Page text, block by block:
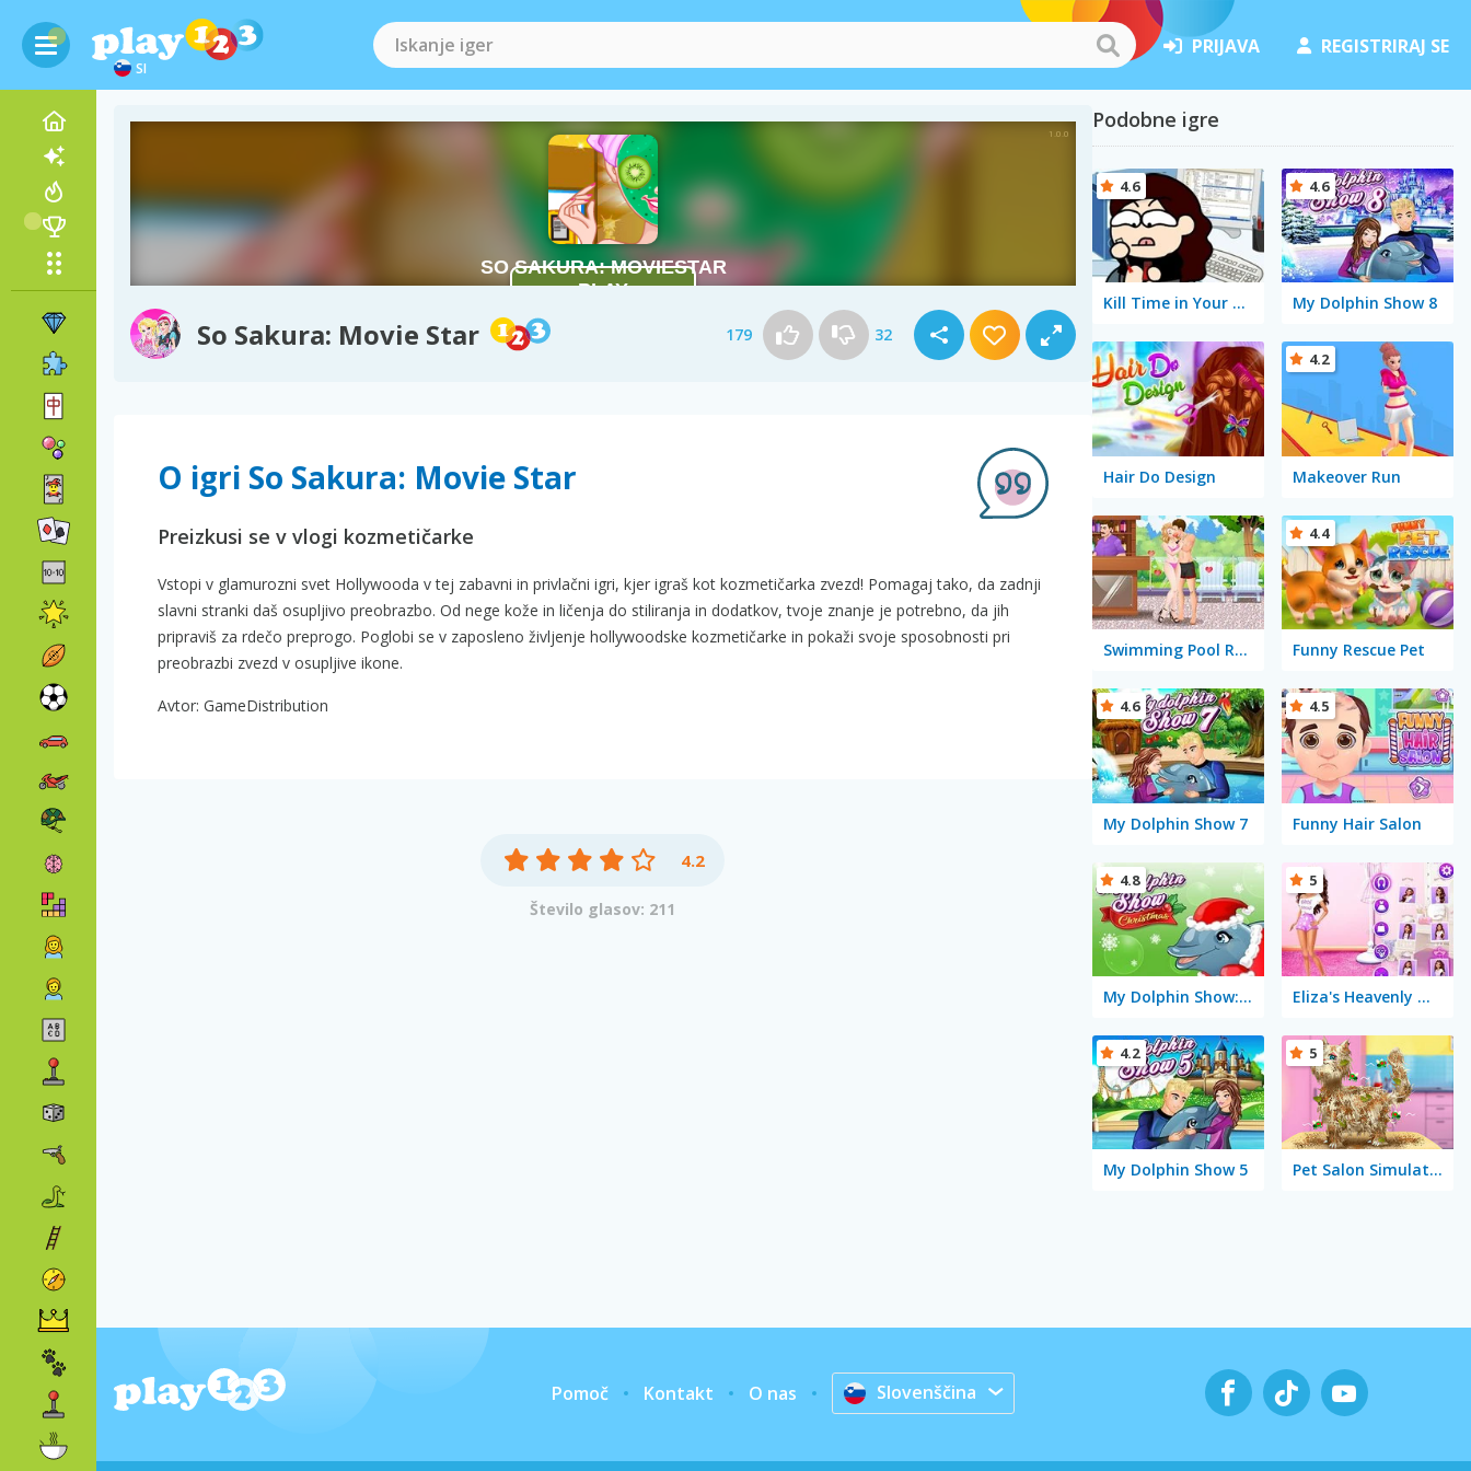
SI
PRIJAVA REGISTRIRAJ SE
So Sakura: Movie Star 179 32
O igri So Sakura: Movie Star
Preizkusi se v vlogi kozmetičarke
Vstopi v glamurozni svet Hollywooda v tej zabavni in privlačni igri, kjer igraš kot kozmetičarka zvezd! Pomagaj tako, da zadnji
slavni stranki daš osupljivo preobrazbo. Od nege kože in ličenja do stiliranja in dodatkov, tvoje znanje je potrebno, da jih
pripraviš za rdečo preprogo. Poglobi se v zaposleno življenje hollywoodske kozmetičarke in pokaži svoje sposobnosti pri
preobrazbi zvezd v osupljive ikone.
Avtor: GameDistribution
4.2
Število glasov: 211
Podobne igre
Kill Time in Your Office
4.6
My Dolphin Show 8
4.6
Hair Do Design Makeover Run
4.2
Swimming Pool Romance Funny Rescue Pet
4.4
My Dolphin Show 7
4.6
Funny Hair Salon
4.5
My Dolphin Show: Christmas
4.8
Eliza's Heavenly Wedding
5
My Dolphin Show 5
4.2
Pet Salon Simulator
5
Pomoč Kontakt O nas Slovenščina